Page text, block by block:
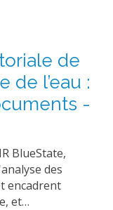
de
de l’eau :
-
BlueState,
des
encadrent
et…